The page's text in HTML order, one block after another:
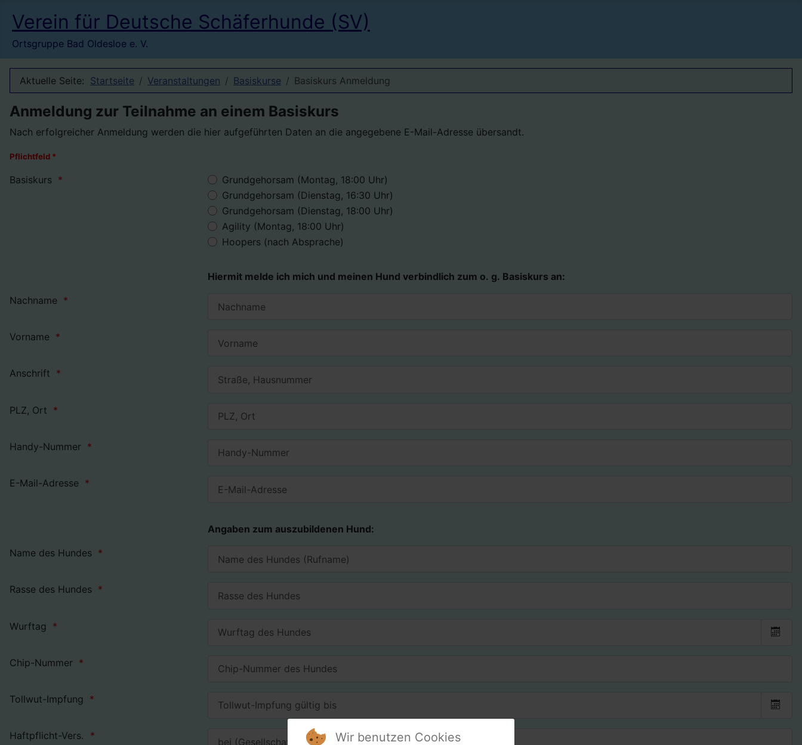
Verein für Deutsche Schäferhunde (SV)
Ortsgruppe Bad Oldesloe e. V.
Aktuelle Seite: Startseite Veranstaltungen Basiskurse Basiskurs Anmeldung
Anmeldung zur Teilnahme an einem Basiskurs
Nach erfolgreicher Anmeldung werden die hier aufgeführten Daten an die angegebene E-Mail-Adresse übersandt.
Pflichtfeld *
Basiskurs
Grundgehorsam (Montag, 18:00 Uhr)
Grundgehorsam (Dienstag, 16:30 Uhr)
Grundgehorsam (Dienstag, 18:00 Uhr)
Agility (Montag, 18:00 Uhr)
Hoopers (nach Absprache)
Hiermit melde ich mich und meinen Hund verbindlich zum o. g. Basiskurs an:
Nachname
Vorname
Anschrift
PLZ, Ort
Handy-Nummer
E-Mail-Adresse
Angaben zum auszubildenen Hund:
Name des Hundes
Rasse des Hundes
Wurftag
Chip-Nummer
Tollwut-Impfung
Haftpflicht-Vers. Wir benutzen Cookies